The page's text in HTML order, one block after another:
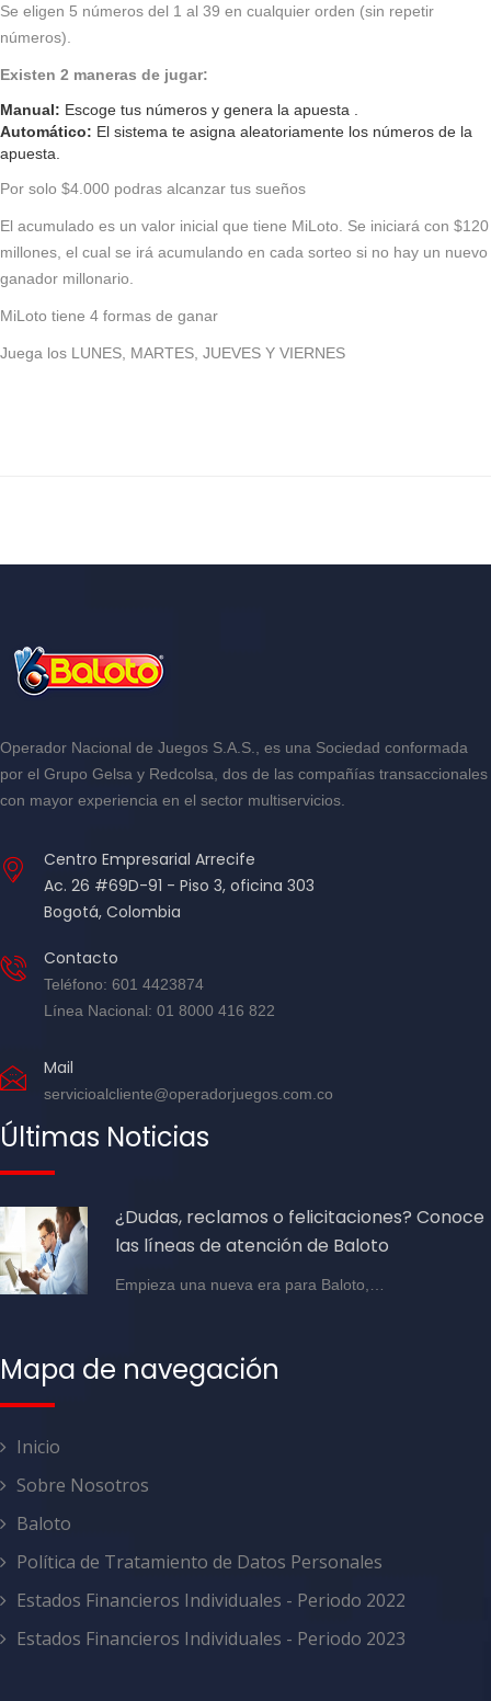
Se eligen 5 números del 1 al 39 en cualquier orden (sin repetir
números).
Existen 2 maneras de jugar:
Manual: Escoge tus números y genera la apuesta .
Automático: El sistema te asigna aleatoriamente los números de la
apuesta.
Por solo $4.000 podras alcanzar tus sueños
El acumulado es un valor inicial que tiene MiLoto. Se iniciará con $120
millones, el cual se irá acumulando en cada sorteo si no hay un nuevo
ganador millonario.
MiLoto tiene 4 formas de ganar
Juega los LUNES, MARTES, JUEVES Y VIERNES
Operador Nacional de Juegos S.A.S., es una Sociedad conformada
por el Grupo Gelsa y Redcolsa, dos de las compañías transaccionales
con mayor experiencia en el sector multiservicios.
Centro Empresarial Arrecife
Ac. 26 #69D-91 - Piso 3, oficina 303
Bogotá, Colombia
Contacto
Teléfono: 601 4423874
Línea Nacional: 01 8000 416 822
Mail
servicioalcliente@operadorjuegos.com.co
Últimas Noticias
¿Dudas, reclamos o felicitaciones? Conoce
las líneas de atención de Baloto
Empieza una nueva era para Baloto,…
Mapa de navegación
Inicio
Sobre Nosotros
Baloto
Política de Tratamiento de Datos Personales
Estados Financieros Individuales - Periodo 2022
Estados Financieros Individuales - Periodo 2023